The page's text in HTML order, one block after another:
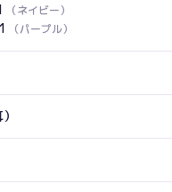
（ネイビー）
（パープル）